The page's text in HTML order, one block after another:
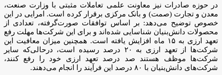
در حوزه صادرات نیز معاونت علمی تعاملات مثبتی با وزارت صنعت،
معدن و تجارت (صمت) و بانک مرکزی برقرار کرده است. امرایی در این
خصوص توضیح می‌دهد: بر اساس توافقات صورت‌گرفته، تعدادی از
محصولات دانش‌بنیان شناسایی شده‌اند و برای این شرکت‌ها مهلت رفع
تعهد ارزی به ۱۵ ماه افزایش یافته است. همچنین میزان معافیت این
شرکت‌ها از تعهد ارزی به ۲۰ درصد رسیده است، درحالی‌که سایر
شرکت‌ها موظف هستند صد درصد تعهد ارزی خود را رفع کنند،
شرکت‌های دانش‌بنیان با ۸۰ درصد این فرآیند را انجام می‌دهند.